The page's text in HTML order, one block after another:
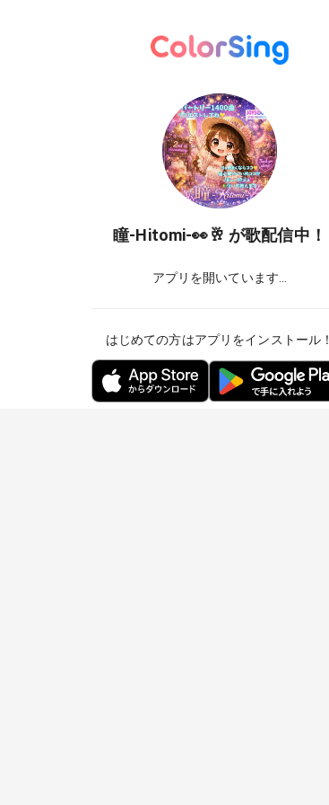
瞳-Hitomi-👀🥂 が歌配信中！
アプリを開いています...
はじめての方はアプリをインストール！